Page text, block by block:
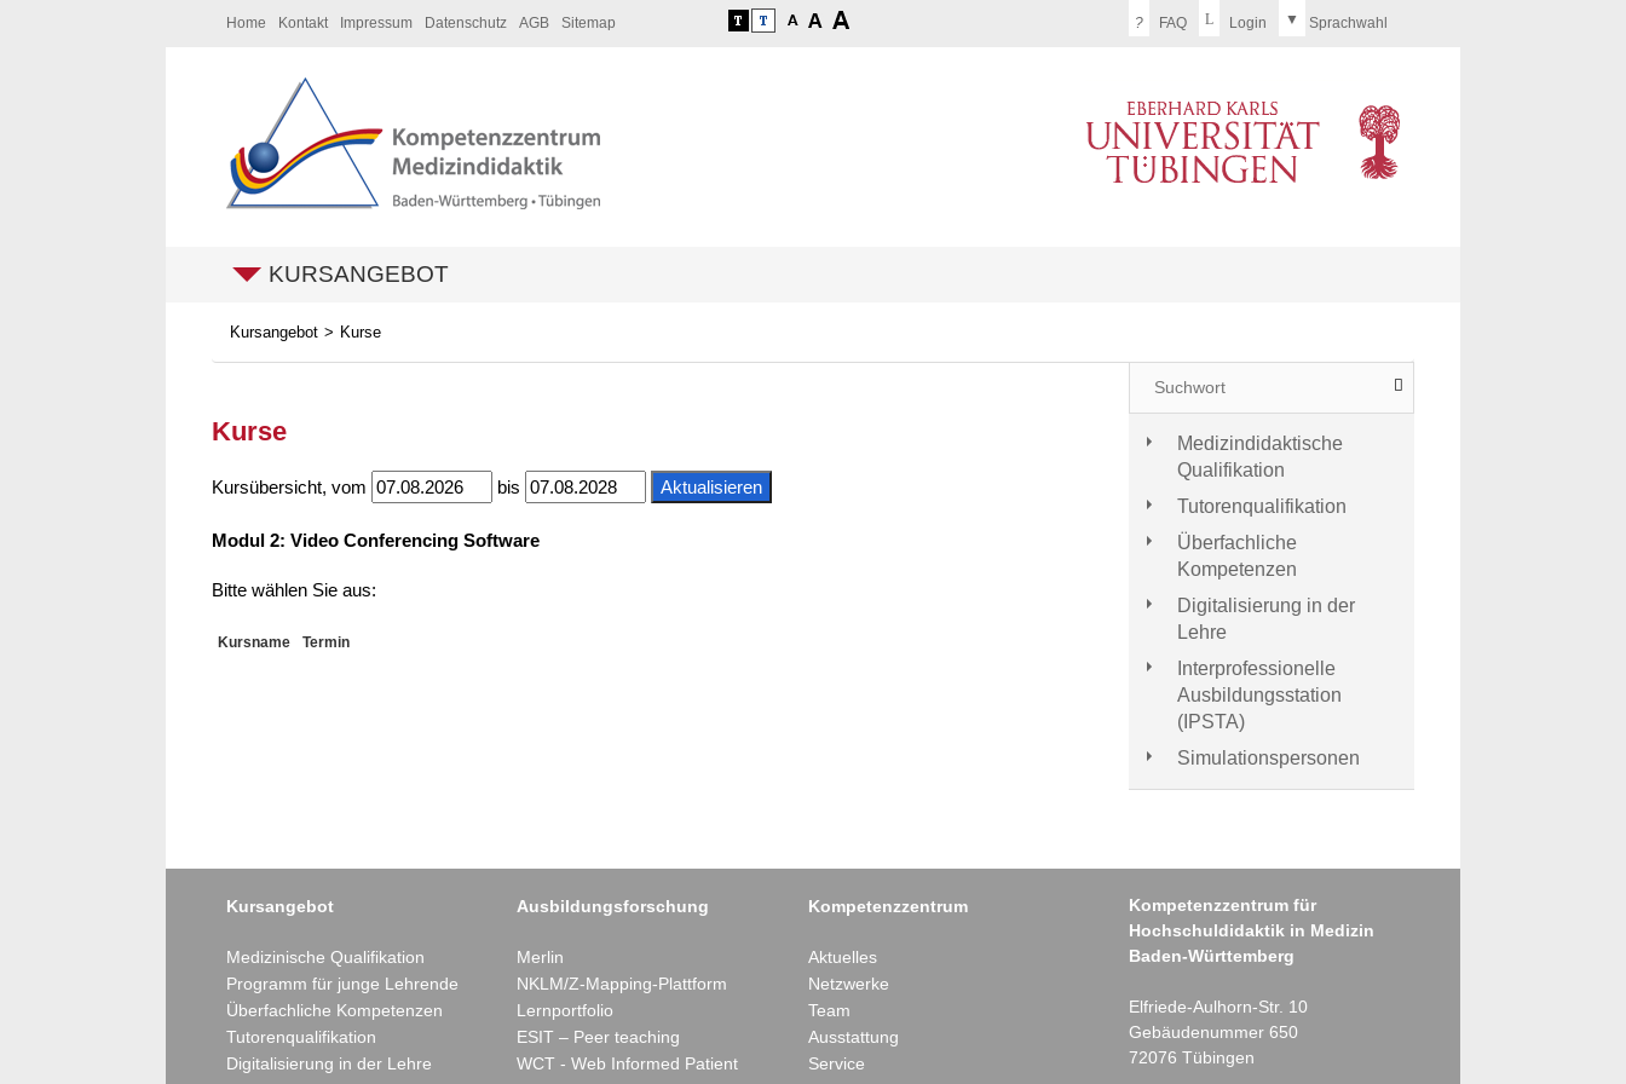
Home Kontakt Impressum Datenschutz AGB Sitemap ? FAQ Login Sprachwahl
KURSANGEBOT
Kursangebot Kurse
Medizindidaktische
Qualifikation
Tutorenqualifikation
Überfachliche
Kompetenzen
Digitalisierung in der
Lehre
Interprofessionelle
Ausbildungsstation
(IPSTA)
Simulationspersonen
Kurse
Kursübersicht, vom bis
Modul 2: Video Conferencing Software
Bitte wählen Sie aus:
Kursname Termin
Kursangebot
Medizinische Qualifikation
Programm für junge Lehrende
Überfachliche Kompetenzen
Tutorenqualifikation
Digitalisierung in der Lehre
Ausbildungsforschung
Merlin
NKLM/Z-Mapping-Plattform
Lernportfolio
ESIT – Peer teaching
WCT - Web Informed Patient
Kompetenzzentrum
Aktuelles
Netzwerke
Team
Ausstattung
Service
Kompetenzzentrum für
Hochschuldidaktik in Medizin
Baden-Württemberg
Elfriede-Aulhorn-Str. 10
Gebäudenummer 650
72076 Tübingen